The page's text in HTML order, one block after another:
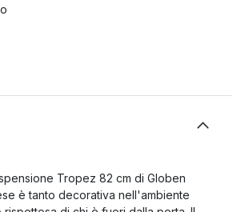
Tropez 82 cm di Globen
è tanto decorativa nell'ambiente